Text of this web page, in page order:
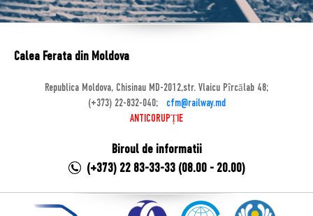
Calea Ferata din Moldova
Republica Moldova, Chisinau MD-2012,str. Vlaicu Pîrcălab 48;
(+373) 22-832-040;
cfm@railway.md
ANTICORUPȚIE
Biroul de informatii
(+373) 22 83-33-33 (08.00 - 20.00)